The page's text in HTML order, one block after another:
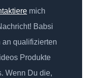
mich
Babsi
an qualifizierten
Produkte
Wenn Du die,